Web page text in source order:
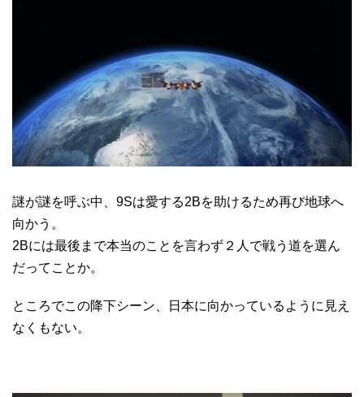
謎が謎を呼ぶ中、9Sは愛する2Bを助けるため再び地球へ
向かう。
2Bには最後まで本当のことを言わず２人で戦う道を選ん
だってことか。
ところでこの降下シーン、日本に向かっているように見え
なくもない。